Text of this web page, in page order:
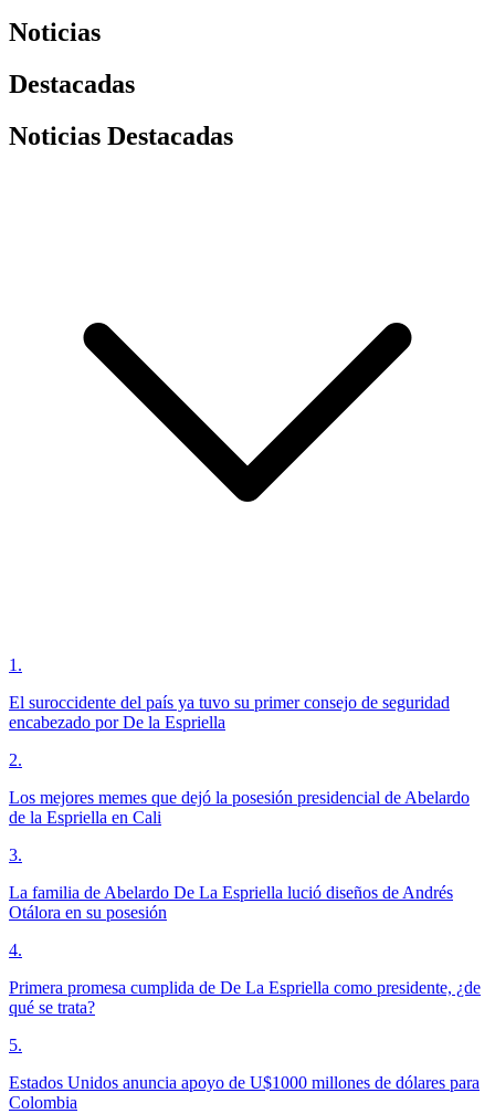
Noticias
Destacadas
Noticias Destacadas
1 .
El suroccidente del país ya tuvo su primer consejo de seguridad
encabezado por De la Espriella
2.
Los mejores memes que dejó la posesión presidencial de Abelardo
de la Espriella en Cali
3.
La familia de Abelardo De La Espriella lució diseños de Andrés
Otálora en su posesión
4.
Primera promesa cumplida de De La Espriella como presidente, ¿de
qué se trata?
5.
Estados Unidos anuncia apoyo de U$1000 millones de dólares para
Colombia